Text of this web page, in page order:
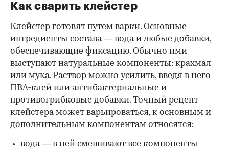
Как сварить клейстер
Клейстер готовят путем варки. Основные
ингредиенты состава — вода и любые добавки,
обеспечивающие фиксацию. Обычно ими
выступают натуральные компоненты: крахмал
или мука. Раствор можно усилить, введя в него
ПВА-клей или антибактериальные и
противогрибковые добавки. Точный рецепт
клейстера может варьироваться, к основным и
дополнительным компонентам относятся:
вода — в ней смешивают все компоненты